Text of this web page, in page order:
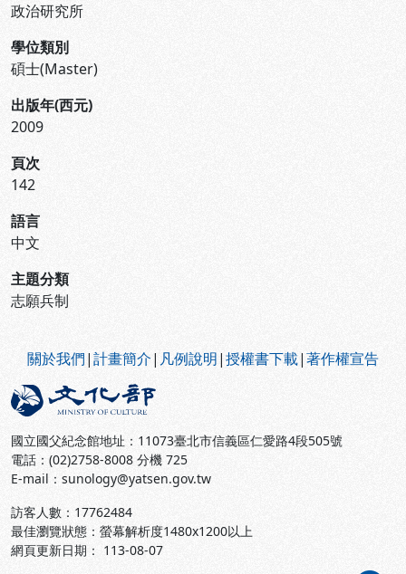
政治研究所
學位類別
碩士(Master)
出版年(西元)
2009
頁次
142
語言
中文
主題分類
志願兵制
關於我們|計畫簡介| 凡例說明|授權書下載|著作權宣告
國立國父紀念館地址：11073臺北市信義區仁愛路4段505號
電話：(02)2758-8008 分機 725
E-mail：sunology@yatsen.gov.tw
訪客人數： 17762484
最佳瀏覽狀態：螢幕解析度1480x1200以上
網頁更新日期： 113-08-07